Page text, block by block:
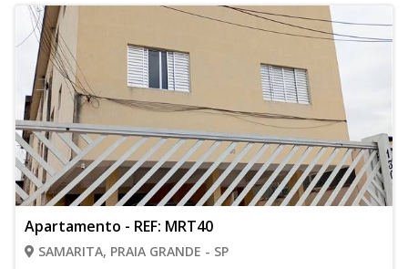
Apartamento - REF: MRT40
SAMARITA, PRAIA GRANDE - SP